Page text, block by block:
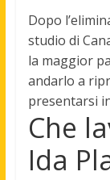
Dopo
studio di
la maggior
andarlo a
presentarsi
Che
Ida